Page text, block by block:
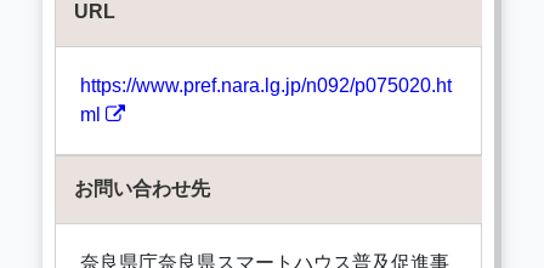
URL
https://www.pref.nara.lg.jp/n092/p075020.ht
ml
お問い合わせ先
奈良県庁奈良県スマートハウス普及促進事